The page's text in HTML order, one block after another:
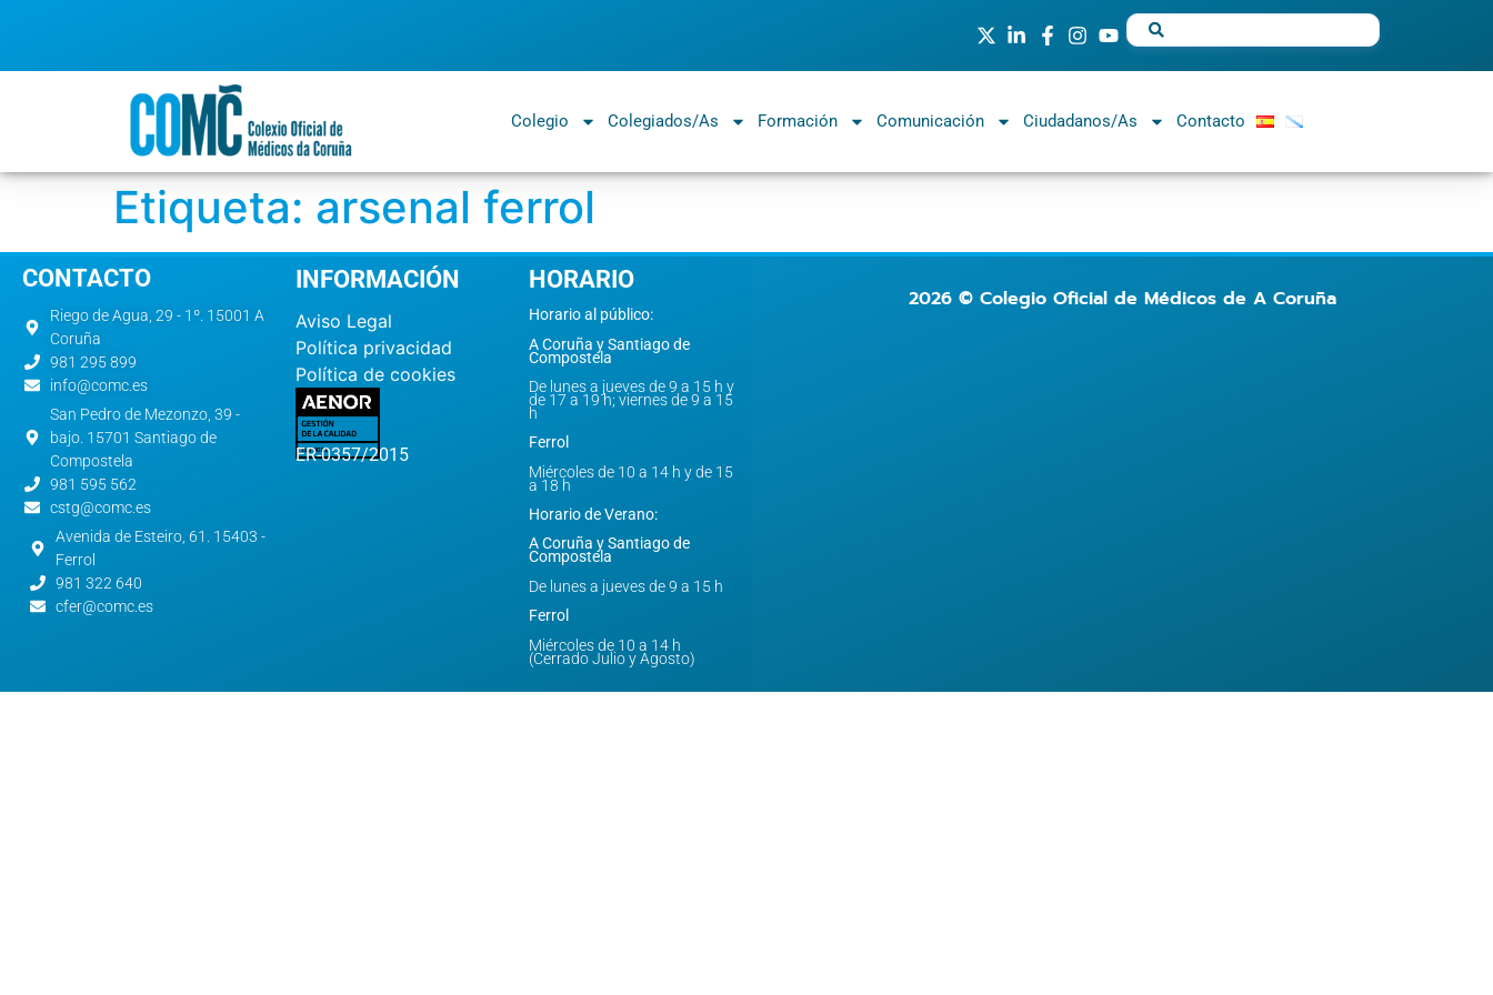
Colegio Colegiados/as Formación Comunicación Ciudadanos/as Contacto
Etiqueta: arsenal ferrol
CONTACTO
Riego de Agua, 29 - 1º. 15001 A
Coruña
981 295 899
info@comc.es
San Pedro de Mezonzo, 39 -
bajo. 15701 Santiago de
Compostela
981 595 562
cstg@comc.es
Avenida de Esteiro, 61. 15403 -
Ferrol
981 322 640
cfer@comc.es
INFORMACIÓN
Aviso Legal
Política privacidad
Política de cookies
ER-0357/2015
HORARIO
Horario al público:
A Coruña y Santiago de
Compostela
De lunes a jueves de 9 a 15 h y
de 17 a 19 h; viernes de 9 a 15
h
Ferrol
Miércoles de 10 a 14 h y de 15
a 18 h
Horario de Verano:
A Coruña y Santiago de
Compostela
De lunes a jueves de 9 a 15 h
Ferrol
Miércoles de 10 a 14 h
(Cerrado Julio y Agosto)
2026 © Colegio Oficial de Médicos de A Coruña